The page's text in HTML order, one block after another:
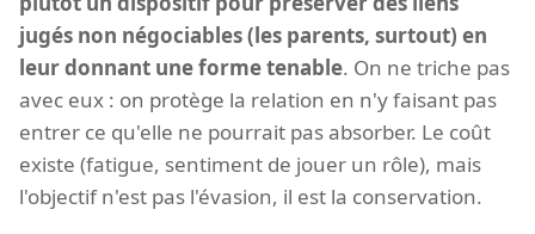
jugés non négociables (les parents, surtout) en
leur donnant une forme tenable. On ne triche pas
avec eux : on protège la relation en n'y faisant pas
entrer ce qu'elle ne pourrait pas absorber. Le coût
existe (fatigue, sentiment de jouer un rôle), mais
l'objectif n'est pas l'évasion, il est la conservation.